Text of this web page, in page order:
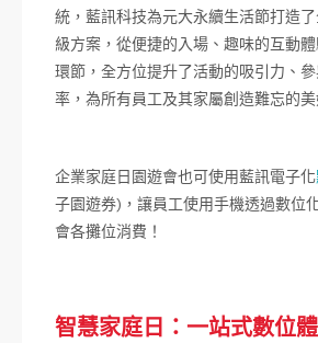
統，藍訊科技為元大永續生活節打造
級方案，從便捷的入場、趣味的互動
環節，全方位提升了活動的吸引力、
率，為所有員工及其家屬創造難忘的美
企業家庭日園遊會也可使用藍訊電子化
子園遊券)，讓員工使用手機透過數位
會各攤位消費！
智慧家庭日：一站式數位